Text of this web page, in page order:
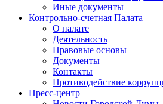
Иные документы
Контрольно-счетная Палата
О палате
Деятельность
Правовые основы
Документы
Контакты
Противодействие
Пресс-центр